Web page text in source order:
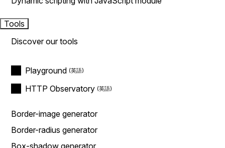
Tools
Discover our tools
Playground
HTTP Observatory
Border-image generator
Border-radius generator